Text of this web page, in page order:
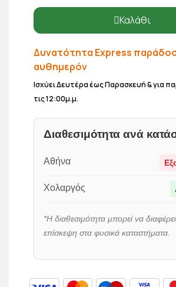
Καλάθι
Δυνατότητα Express
αυθημερόν
Ισχύει Δευτέρα έως Παρασκευή & για
τις 12:00μ.μ.
Διαθεσιμότητα ανά
Αθήνα
Χολαργός
*Η διαθεσιμότητα μπορεί να
επίσκεψη στα φυσικά καταστήματα.